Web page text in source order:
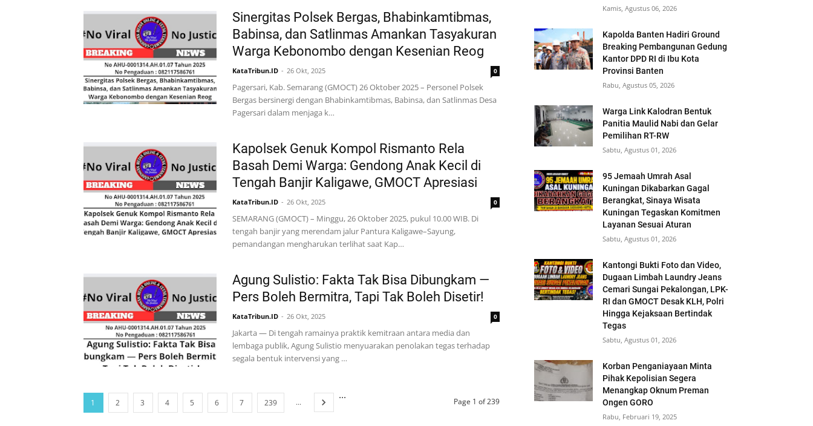
Sinergitas Polsek Bergas, Bhabinkamtibmas,
Babinsa, dan Satlinmas Amankan Tasyakuran
Warga Kebonombo dengan Kesenian Reog
KataTribun.ID 26 Okt, 2025 0
Pagersari, Kab. Semarang (GMOCT) 26 Oktober 2025 – Personel Polsek
Bergas bersinergi dengan Bhabinkamtibmas, Babinsa, dan Satlinmas Desa
Pagersari dalam menjaga k…
Kapolsek Genuk Kompol Rismanto Rela
Basah Demi Warga: Gendong Anak Kecil di
Tengah Banjir Kaligawe, GMOCT Apresiasi
KataTribun.ID 26 Okt, 2025 0
SEMARANG (GMOCT) – Minggu, 26 Oktober 2025, pukul 10.00 WIB. Di
tengah banjir yang merendam jalur Pantura Kaligawe–Sayung,
pemandangan mengharukan terlihat saat Kap…
Agung Sulistio: Fakta Tak Bisa Dibungkam —
Pers Boleh Bermitra, Tapi Tak Boleh Disetir!
KataTribun.ID 26 Okt, 2025 0
Jakarta — Di tengah ramainya praktik kemitraan antara media dan
lembaga publik, Agung Sulistio menyuarakan penolakan tegas terhadap
segala bentuk intervensi yang …
Page 1 of 239
1 2 3 4 5 6 7
...
239 ...
Kamis, Agustus 06, 2026
Kapolda Banten Hadiri Ground
Breaking Pembangunan Gedung
Kantor DPD RI di Ibu Kota
Provinsi Banten
Rabu, Agustus 05, 2026
Warga Link Kalodran Bentuk
Panitia Maulid Nabi dan Gelar
Pemilihan RT-RW
Sabtu, Agustus 01, 2026
95 Jemaah Umrah Asal
Kuningan Dikabarkan Gagal
Berangkat, Sinaya Wisata
Kuningan Tegaskan Komitmen
Layanan Sesuai Aturan
Sabtu, Agustus 01, 2026
Kantongi Bukti Foto dan Video,
Dugaan Limbah Laundry Jeans
Cemari Sungai Pekalongan, LPK-
RI dan GMOCT Desak KLH, Polri
Hingga Kejaksaan Bertindak
Tegas
Sabtu, Agustus 01, 2026
Korban Penganiayaan Minta
Pihak Kepolisian Segera
Menangkap Oknum Preman
Ongen GORO
Rabu, Februari 19, 2025